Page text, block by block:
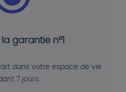
garantie n°1
dans votre espace de vie
7 jours.